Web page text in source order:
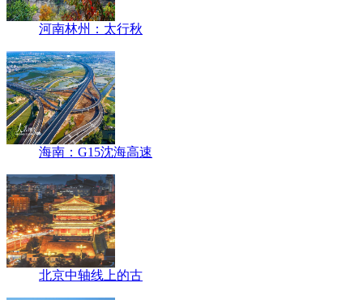
河南林州：太行秋
海南：G15沈海高速
北京中轴线上的古